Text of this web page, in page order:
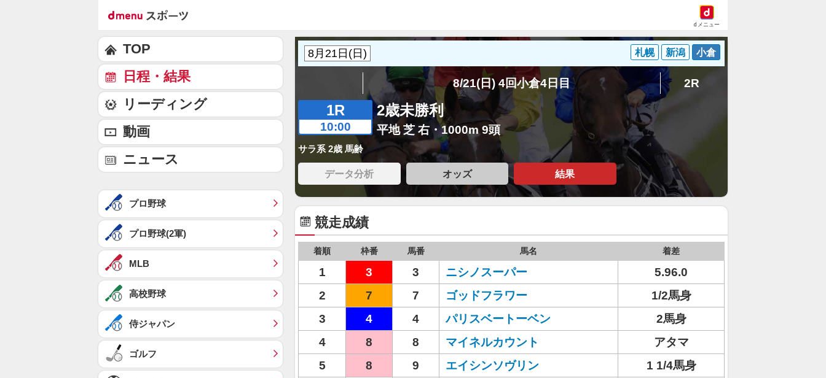
dメニュー
札幌 新潟 小倉
8/21(日) 4回小倉4日目 2R
1R
10:00
2歳未勝利
平地 芝 右・1000m 9頭
サラ系 2歳 馬齢
データ分析 オッズ 結果
競走成績
着順 枠番 馬番 馬名 着差
1 3 3 ニシノスーパー
5.96.0
2
7 7 ゴッドフラワー
1/2馬身
3
4 4 パリスベートーベン
2馬身
4
8 8 マイネルカウント
アタマ
5
8 9 エイシンソヴリン
1 1/4馬身
TOP
日程・結果
リーディング
動画
ニュース
プロ野球
プロ野球(2軍)
MLB
高校野球
侍ジャパン
ゴルフ